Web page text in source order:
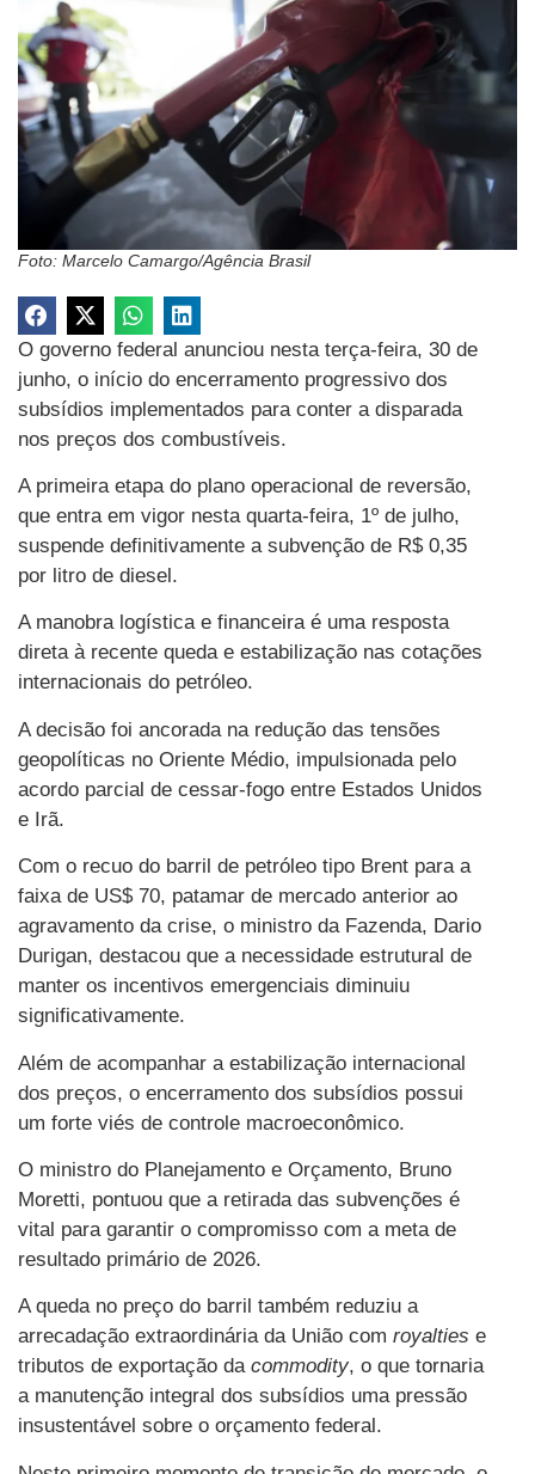
Foto: Marcelo Camargo/Agência Brasil
O governo federal anunciou nesta terça-feira, 30 de
junho, o início do encerramento progressivo dos
subsídios implementados para conter a disparada
nos preços dos combustíveis.
A primeira etapa do plano operacional de reversão,
que entra em vigor nesta quarta-feira, 1º de julho,
suspende definitivamente a subvenção de R$ 0,35
por litro de diesel.
A manobra logística e financeira é uma resposta
direta à recente queda e estabilização nas cotações
internacionais do petróleo.
A decisão foi ancorada na redução das tensões
geopolíticas no Oriente Médio, impulsionada pelo
acordo parcial de cessar-fogo entre Estados Unidos
e Irã.
Com o recuo do barril de petróleo tipo Brent para a
faixa de US$ 70, patamar de mercado anterior ao
agravamento da crise, o ministro da Fazenda, Dario
Durigan, destacou que a necessidade estrutural de
manter os incentivos emergenciais diminuiu
significativamente.
Além de acompanhar a estabilização internacional
dos preços, o encerramento dos subsídios possui
um forte viés de controle macroeconômico.
O ministro do Planejamento e Orçamento, Bruno
Moretti, pontuou que a retirada das subvenções é
vital para garantir o compromisso com a meta de
resultado primário de 2026.
A queda no preço do barril também reduziu a
arrecadação extraordinária da União com royalties e
tributos de exportação da commodity, o que tornaria
a manutenção integral dos subsídios uma pressão
insustentável sobre o orçamento federal.